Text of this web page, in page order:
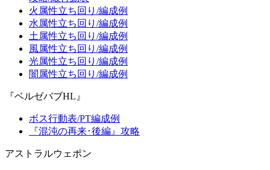
火属性立ち回り/編成例
水属性立ち回り/編成例
土属性立ち回り/編成例
風属性立ち回り/編成例
光属性立ち回り/編成例
闇属性立ち回り/編成例
『ベルゼバブHL』
ボス行動表/PT編成例
『混沌の再来･後編』攻略
アストラルウェポン